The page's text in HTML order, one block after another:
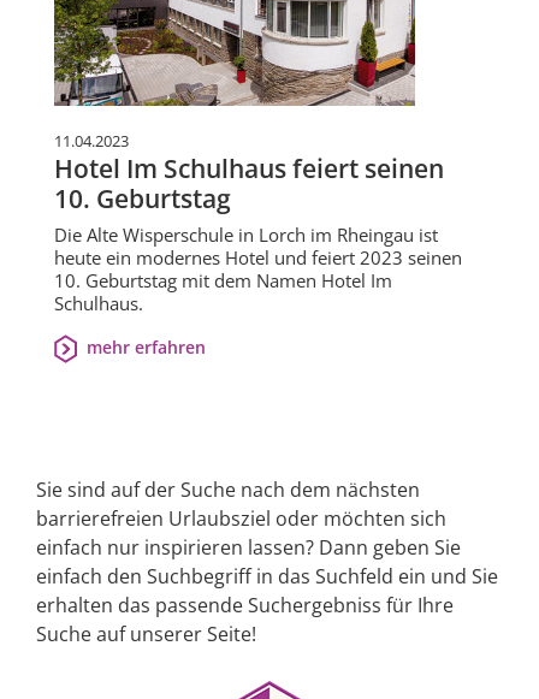
11.04.2023
Hotel Im Schulhaus feiert seinen
10. Geburtstag
Die Alte Wisperschule in Lorch im Rheingau ist
heute ein modernes Hotel und feiert 2023 seinen
10. Geburtstag mit dem Namen Hotel Im
Schulhaus.
mehr erfahren
Sie sind auf der Suche nach dem nächsten
barrierefreien Urlaubsziel oder möchten sich
einfach nur inspirieren lassen? Dann geben Sie
einfach den Suchbegriff in das Suchfeld ein und Sie
erhalten das passende Suchergebniss für Ihre
Suche auf unserer Seite!